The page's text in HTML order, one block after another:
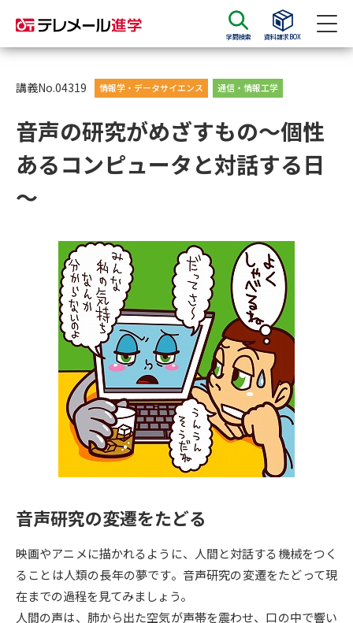
学問検索 資料請求BOX
資料請求 資料検索
大学・短大の資料種類から請求
過去問題集
大学・短大以外の資料から請求
専門学校の資料請求 大学院の資料請求
留学・進学関連、塾・予備校
大学入学共通テスト「受験案
内」の請求
大学入学共通テスト「受験上の
配慮案内」の請求
高等学校卒業程度認定試験
高等学校（情報）教員資格認定
大学研究
講義No.04319 情報学・データサイエンス 通信・情報工学
音声の研究がめざすもの～個性
あるコンピュータと対話する日
～
音声研究の変遷をたどる
映画やアニメに描かれるように、人間と対話する機械をつく
ることは人類の長年の夢です。音声研究の変遷をたどって現
在までの過程を見てみましょう。
人間の声は、肺から出た空気が声帯を震わせ、口の中で響い